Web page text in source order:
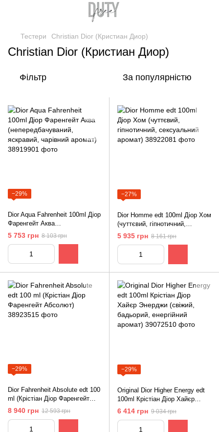
Тестери Christian Dior (Кристиан Диор)
Christian Dior (Кристиан Диор)
Фільтр За популярністю
−29%
Dior Aqua Fahrenheit 100ml Діор
Фаренгейт Аква
(непередбачуваний, яскравий,
чарівний аромат)
5 753 грн 8 103 грн
−27%
Dior Homme edt 100ml Діор Хом
(чуттєвий, гіпнотичний,
сексуальний аромат)
5 935 грн 8 161 грн
−29%
Dior Fahrenheit Absolute edt 100
ml (Крістіан Діор Фаренгейт
Абсолют)
8 940 грн 12 593 грн
−29%
Original Dior Higher Energy edt
100ml Крістіан Діор Хайєр
Энерджи (свіжий, бадьорий,
енергійний аромат)
6 414 грн 9 034 грн